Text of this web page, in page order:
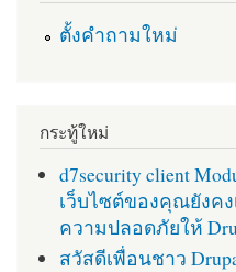
ตั้งคำถามใหม่
กระทู้ใหม่
d7security client
เว็บไซต์ของคุณยังคง
ความปลอดภัยให้
สวัสดีเพื่อนชาว